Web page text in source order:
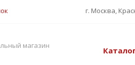
г. Москва,
магазин